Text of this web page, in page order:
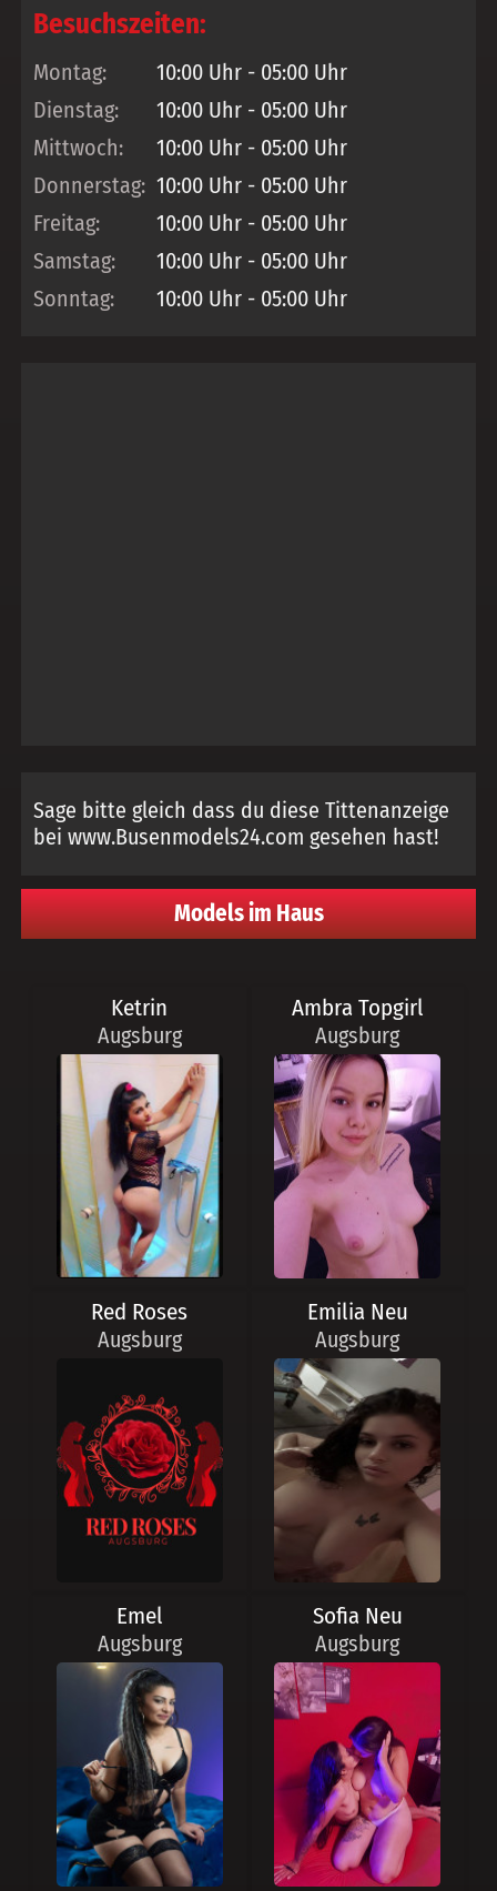
Besuchszeiten:
Montag:
10:00 Uhr - 05:00 Uhr
Dienstag:
10:00 Uhr - 05:00 Uhr
Mittwoch:
10:00 Uhr - 05:00 Uhr
Donnerstag: 10:00 Uhr - 05:00 Uhr
Freitag:
10:00 Uhr - 05:00 Uhr
Samstag:
10:00 Uhr - 05:00 Uhr
Sonntag:
10:00 Uhr - 05:00 Uhr
Sage bitte gleich dass du diese Tittenanzeige
bei www.Busenmodels24.com gesehen hast!
Models im Haus
Ketrin
Augsburg
Ambra Topgirl
Augsburg
Red Roses
Augsburg
Emilia Neu
Augsburg
Emel
Augsburg
Sofia Neu
Augsburg